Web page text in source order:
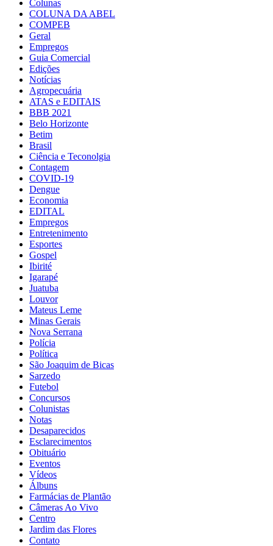
Colunas
COLUNA DA ABEL
COMPEB
Geral
Empregos
Guia Comercial
Edições
Notícias
Agropecuária
ATAS e EDITAIS
BBB 2021
Belo Horizonte
Betim
Brasil
Ciência e Teconolgia
Contagem
COVID-19
Dengue
Economia
EDITAL
Empregos
Entretenimento
Esportes
Gospel
Ibirité
Igarapé
Juatuba
Louvor
Mateus Leme
Minas Gerais
Nova Serrana
Polícia
Política
São Joaquim de Bicas
Sarzedo
Futebol
Concursos
Colunistas
Notas
Desaparecidos
Esclarecimentos
Obituário
Eventos
Vídeos
Álbuns
Farmácias de Plantão
Câmeras Ao Vivo
Centro
Jardim das Flores
Contato